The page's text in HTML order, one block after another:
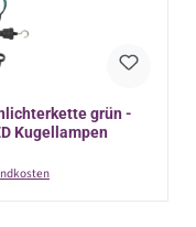
grün -
Kugellampen